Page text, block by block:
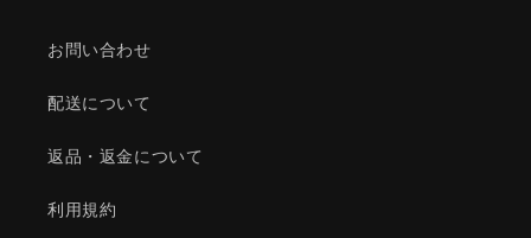
お問い合わせ
配送について
返品・返金について
利用規約